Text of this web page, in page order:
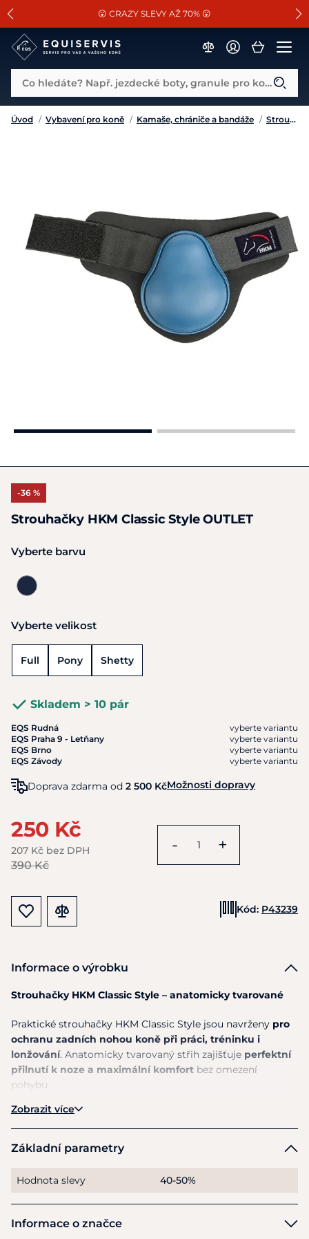
SLEVA 13% na vše od Cassini!
😮 CRAZY SLEVY AŽ 70% 😮
📐Pasování a doplňky k vybraným sedlům ZDARMA 🐴
Co hledáte? Např. jezdecké boty, granule pro koně...
Úvod / Vybavení pro koně / Kamaše, chrániče a bandáže / Strouhačky
-36 %
Strouhačky HKM Classic Style OUTLET
Vyberte barvu
Vyberte velikost
Full Pony Shetty
Skladem > 10 pár
EQS Rudná
vyberte variantu
EQS Praha 9 - Letňany
vyberte variantu
EQS Brno
vyberte variantu
EQS Závody
vyberte variantu
Doprava zdarma od 2 500 KčMožnosti dopravy
250 Kč
207 Kč bez DPH
390 Kč
- +
Kód: P43239
Informace o výrobku
Strouhačky HKM Classic Style – anatomicky tvarované
Praktické strouhačky HKM Classic Style jsou navrženy pro
ochranu zadních nohou koně při práci, tréninku i
lonžování. Anatomicky tvarovaný střih zajišťuje perfektní
přilnutí k noze a maximální komfort bez omezení
pohybu.
Vyrobeny jsou
materiálu, který je příjemný, dobře se přizpůsobí a zároveň
poskytuje spolehlivou ochranu. Zapínání
Díky kombinaci
ideální volbou pro každodenní použití.
Zobrazit více
Základní parametry
Hodnota slevy 40-50%
Informace o značce